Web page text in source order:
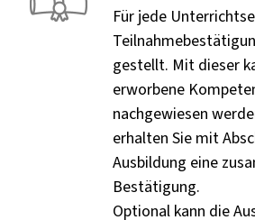
Für jede
gestellt. Mit dieser
erworbene
nachgewiesen
erhalten Sie mit
Ausbildung eine
Bestätigung.
Optional kann die